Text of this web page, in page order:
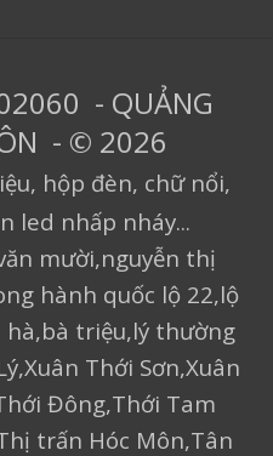
- QUẢNG
- © 2026
hộp đèn, chữ nổi,
led nhấp nháy...
mười,nguyễn thị
hành quốc lộ 22,lộ
hà,bà triệu,lý thường
Thới Sơn,Xuân
Đông,Thới Tam
trấn Hóc Môn,Tân